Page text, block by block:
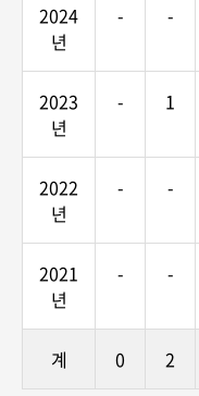
2024
년
- -
2023
년
- 1
2022
년
- -
2021
년
- -
계 0 2